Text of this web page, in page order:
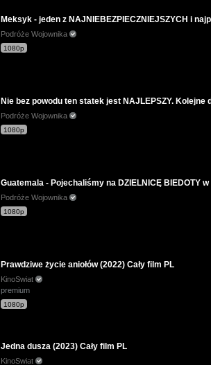
Meksyk - jeden z NAJNIEBEZPIECZNIEJSZYCH i
Podróże Wojownika
1080p
Nie bez powodu ten statek jest NAJLEPSZY. Kolejne
Podróże Wojownika
1080p
Guatemala - Pojechaliśmy na DZIELNICĘ BIEDOTY
Podróże Wojownika
1080p
Prawdziwe życie aniołów (2022) Cały film PL
KinoSwiat
premium
1080p
Jedna dusza (2023) Cały film PL
KinoSwiat